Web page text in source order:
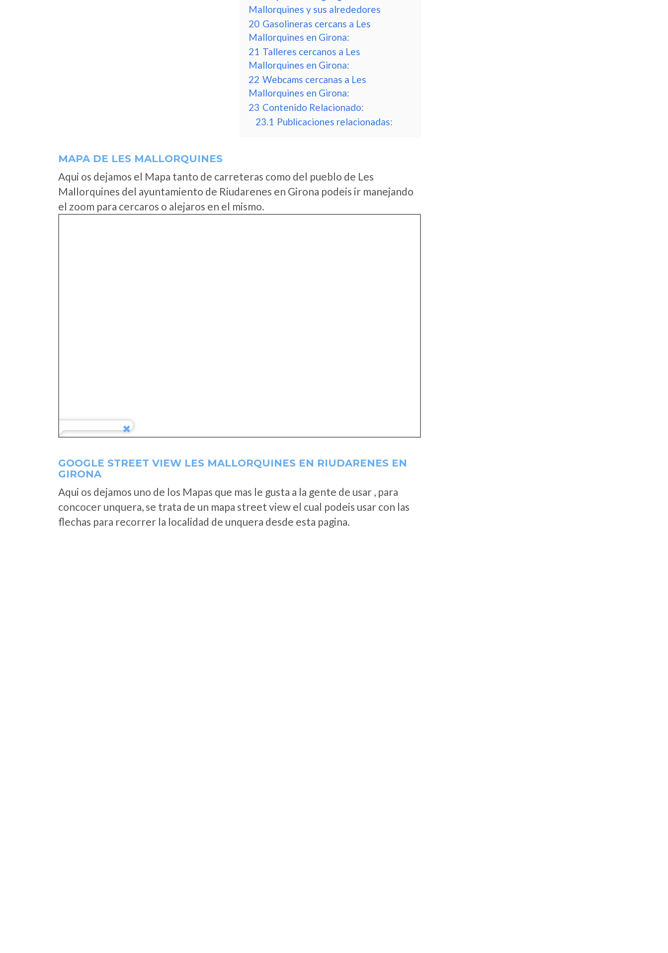
Mallorquines y sus alrededores
20 Gasolineras cercans a Les
Mallorquines en Girona:
21 Talleres cercanos a Les
Mallorquines en Girona:
22 Webcams cercanas a Les
Mallorquines en Girona:
23 Contenido Relacionado:
23.1 Publicaciones relacionadas:
MAPA DE LES MALLORQUINES
Aqui os dejamos el Mapa tanto de carreteras como del pueblo de Les
Mallorquines del ayuntamiento de Riudarenes en Girona podeis ir manejando
el zoom para cercaros o alejaros en el mismo.
GOOGLE STREET VIEW LES MALLORQUINES EN RIUDARENES EN
GIRONA
Aqui os dejamos uno de los Mapas que mas le gusta a la gente de usar , para
concocer unquera, se trata de un mapa street view el cual podeis usar con las
flechas para recorrer la localidad de unquera desde esta pagina.